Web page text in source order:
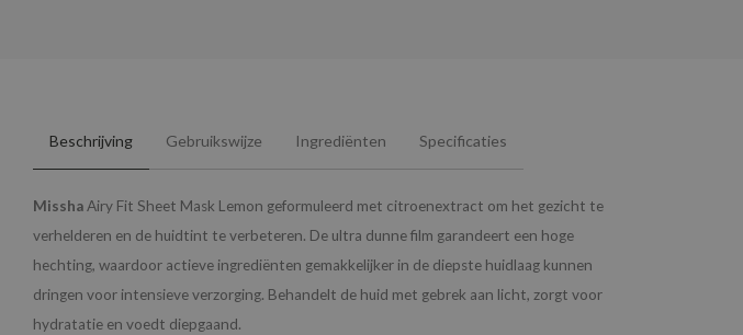
Beschrijving Gebruikswijze Ingrediënten Specificaties
MisshaAiry Fit Sheet Mask Lemon geformuleerd met citroenextract om het gezicht te
verhelderen en de huidtint te verbeteren. De ultra dunne film garandeert een hoge
hechting, waardoor actieve ingrediënten gemakkelijker in de diepste huidlaag kunnen
dringen voor intensieve verzorging. Behandelt de huid met gebrek aan licht, zorgt voor
hydratatie en voedt diepgaand.